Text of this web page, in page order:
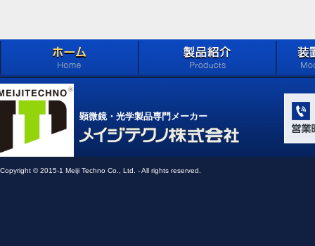
ホーム
学系」
Light
顕微鏡・光学製品専門メーカー
Copyright © 2015-1 Meiji Techno Co., Ltd. - All rights reserved.